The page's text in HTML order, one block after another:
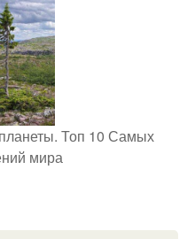
Топ 10 Самых
мира